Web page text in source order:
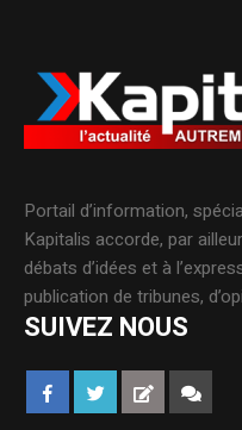
Portail d’information,
Kapitalis accorde, par
débats d’idées et à
publication de tribunes,
SUIVEZ NOUS